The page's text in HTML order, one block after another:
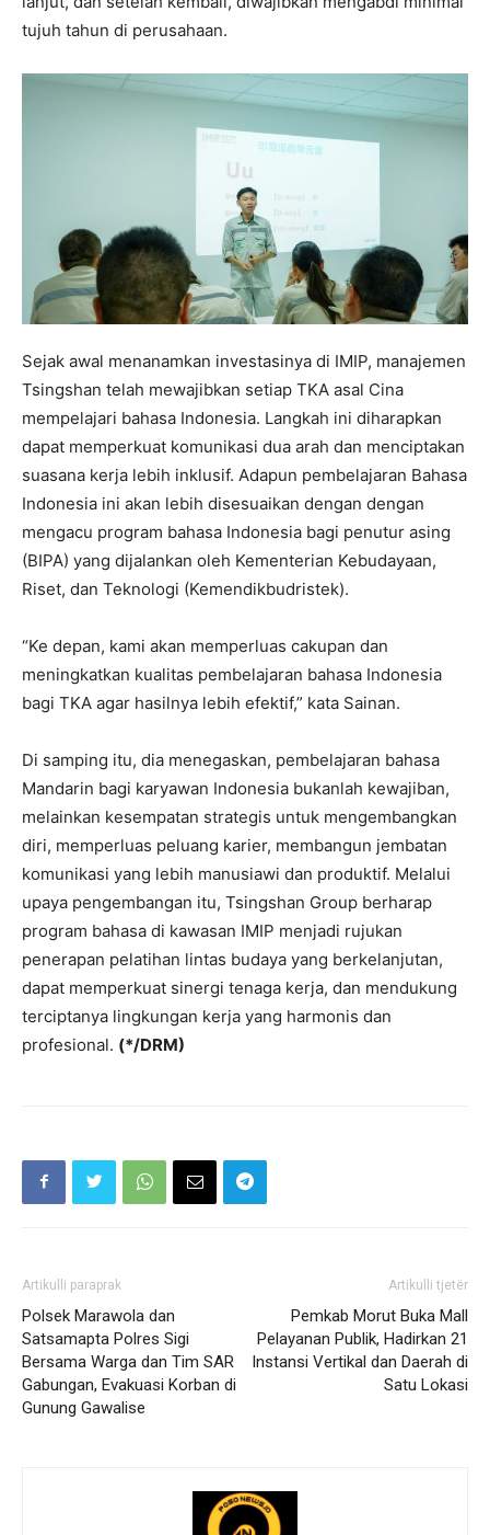
tujuh tahun di perusahaan.
Sejak awal menanamkan investasinya di IMIP, manajemen
Tsingshan telah mewajibkan setiap TKA asal Cina
mempelajari bahasa Indonesia. Langkah ini diharapkan
dapat memperkuat komunikasi dua arah dan menciptakan
suasana kerja lebih inklusif. Adapun pembelajaran Bahasa
Indonesia ini akan lebih disesuaikan dengan dengan
mengacu program bahasa Indonesia bagi penutur asing
(BIPA) yang dijalankan oleh Kementerian Kebudayaan,
Riset, dan Teknologi (Kemendikbudristek).
“Ke depan, kami akan memperluas cakupan dan
meningkatkan kualitas pembelajaran bahasa Indonesia
bagi TKA agar hasilnya lebih efektif,” kata Sainan.
Di samping itu, dia menegaskan, pembelajaran bahasa
Mandarin bagi karyawan Indonesia bukanlah kewajiban,
melainkan kesempatan strategis untuk mengembangkan
diri, memperluas peluang karier, membangun jembatan
komunikasi yang lebih manusiawi dan produktif. Melalui
upaya pengembangan itu, Tsingshan Group berharap
program bahasa di kawasan IMIP menjadi rujukan
penerapan pelatihan lintas budaya yang berkelanjutan,
dapat memperkuat sinergi tenaga kerja, dan mendukung
terciptanya lingkungan kerja yang harmonis dan
profesional. (*/DRM)
Artikulli paraprak
Polsek Marawola dan
Satsamapta Polres Sigi
Bersama Warga dan Tim SAR
Gabungan, Evakuasi Korban di
Gunung Gawalise
Artikulli tjetër
Pemkab Morut Buka Mall
Pelayanan Publik, Hadirkan 21
Instansi Vertikal dan Daerah di
Satu Lokasi